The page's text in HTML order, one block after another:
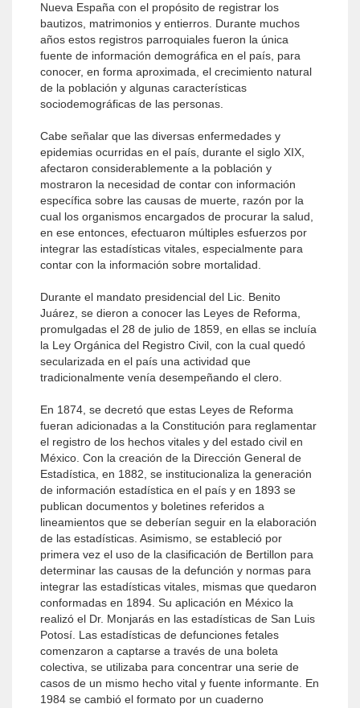
Nueva España con el propósito de registrar los
bautizos, matrimonios y entierros. Durante muchos
años estos registros parroquiales fueron la única
fuente de información demográfica en el país, para
conocer, en forma aproximada, el crecimiento natural
de la población y algunas características
sociodemográficas de las personas.
Cabe señalar que las diversas enfermedades y
epidemias ocurridas en el país, durante el siglo XIX,
afectaron considerablemente a la población y
mostraron la necesidad de contar con información
específica sobre las causas de muerte, razón por la
cual los organismos encargados de procurar la salud,
en ese entonces, efectuaron múltiples esfuerzos por
integrar las estadísticas vitales, especialmente para
contar con la información sobre mortalidad.
Durante el mandato presidencial del Lic. Benito
Juárez, se dieron a conocer las Leyes de Reforma,
promulgadas el 28 de julio de 1859, en ellas se incluía
la Ley Orgánica del Registro Civil, con la cual quedó
secularizada en el país una actividad que
tradicionalmente venía desempeñando el clero.
En 1874, se decretó que estas Leyes de Reforma
fueran adicionadas a la Constitución para reglamentar
el registro de los hechos vitales y del estado civil en
México. Con la creación de la Dirección General de
Estadística, en 1882, se institucionaliza la generación
de información estadística en el país y en 1893 se
publican documentos y boletines referidos a
lineamientos que se deberían seguir en la elaboración
de las estadísticas. Asimismo, se estableció por
primera vez el uso de la clasificación de Bertillon para
determinar las causas de la defunción y normas para
integrar las estadísticas vitales, mismas que quedaron
conformadas en 1894. Su aplicación en México la
realizó el Dr. Monjarás en las estadísticas de San Luis
Potosí. Las estadísticas de defunciones fetales
comenzaron a captarse a través de una boleta
colectiva, se utilizaba para concentrar una serie de
casos de un mismo hecho vital y fuente informante. En
1984 se cambió el formato por un cuaderno